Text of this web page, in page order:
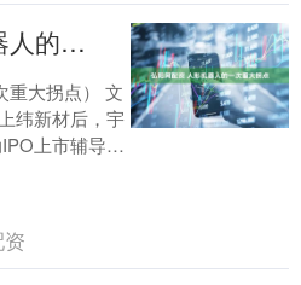
弘阳网配资 人形机器人的一次重大拐点
重大拐点） 文
纬新材后，宇
上市辅导，
三的....